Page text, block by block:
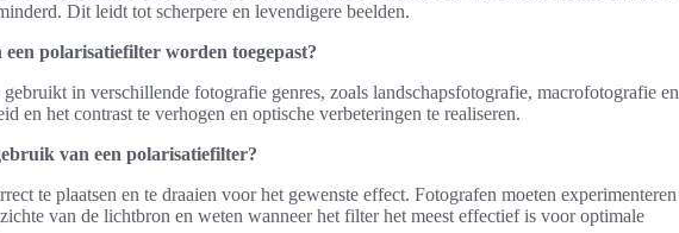
Dit leidt tot scherpere en levendigere beelden.
polarisatiefilter worden toegepast?
in verschillende fotografie genres, zoals landschapsfotografie, macrofotografie en
en het contrast te verhogen en optische verbeteringen te realiseren.
van een polarisatiefilter?
te plaatsen en te draaien voor het gewenste effect. Fotografen moeten experimenteren
van de lichtbron en weten wanneer het filter het meest effectief is voor optimale